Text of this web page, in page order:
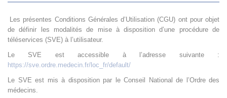
Les présentes Conditions Générales d’Utilisation (CGU) ont pour objet
de définir les modalités de mise à disposition d’une procédure de
téléservices (SVE) à l’utilisateur.
Le SVE est accessible à l’adresse suivante :
https://sve.ordre.medecin.fr/loc_fr/default/
Le SVE est mis à disposition par le Conseil National de l’Ordre des
médecins.